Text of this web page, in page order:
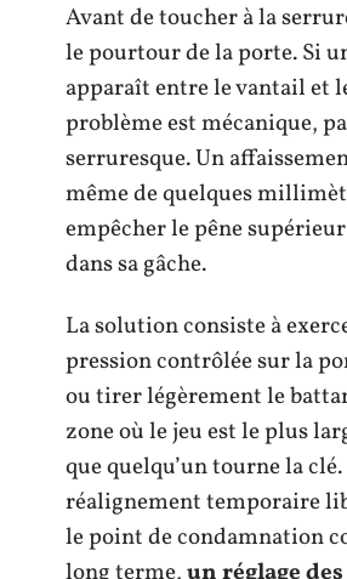
Avant de toucher à la
le pourtour de la porte. Si
apparaît entre le vantail et
problème est mécanique,
serruresque. Un
même de quelques
empêcher le pêne
dans sa gâche.
La solution consiste à
pression contrôlée sur la
ou tirer légèrement le
zone où le jeu est le plus
que quelqu’un tourne la clé.
réalignement temporaire
le point de condamnation